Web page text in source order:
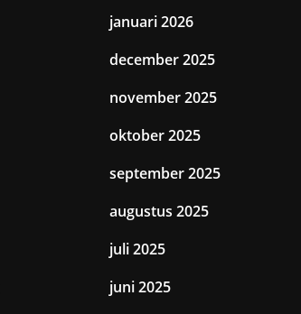
januari 2026
december 2025
november 2025
oktober 2025
september 2025
augustus 2025
juli 2025
juni 2025